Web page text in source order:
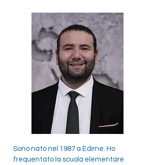
Sono nato nel 1987 a Edirne. Ho
frequentato la scuola elementare